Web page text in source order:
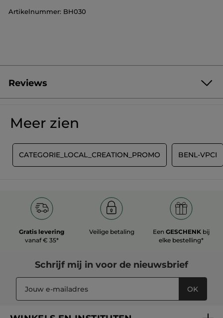
Artikelnummer: BH030
Reviews
Geen
REVIEW TOEVOEGEN
Meer zien
CATEGORIE_LOCAL_CREATION_PROMO BENL-VPCI
Gratis levering
vanaf € 35*
Veilige betaling EenGESCHENK bij
elke bestelling*
Schrijf mij in voor de nieuwsbrief
OK